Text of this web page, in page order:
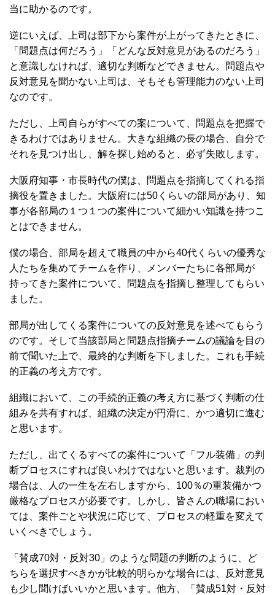
当に助かるのです。
逆にいえば、上司は部下から案件が上がってきたときに、
「問題点は何だろう」「どんな反対意見があるのだろう」
と意識しなければ、適切な判断などできません。問題点や
反対意見を聞かない上司は、そもそも管理能力のない上司
なのです。
ただし、上司自らがすべての案について、問題点を把握で
きるわけではありません。大きな組織の長の場合、自分で
それを見つけ出し、解を探し始めると、必ず失敗します。
大阪府知事・市長時代の僕は、問題点を指摘してくれる指
摘役を置きました。大阪府には50くらいの部局があり、知
事が各部局の１つ１つの案件について細かい知識を持つこ
とはできません。
僕の場合、部局を超えて職員の中から40代くらいの優秀な
人たちを集めてチームを作り、メンバーたちに各部局が
持ってきた案件について、問題点を指摘し整理してもらい
ました。
部局が出してくる案件についての反対意見を述べてもらう
のです。そして当該部局と問題点指摘チームの議論を目の
前で聞いた上で、最終的な判断を下しました。これも手続
的正義の考え方です。
組織において、この手続的正義の考え方に基づく判断の仕
組みを共有すれば、組織の決定が円滑に、かつ適切に進む
と思います。
ただし、出てくるすべての案件について「フル装備」の判
断プロセスにすれば良いわけではないと思います。裁判の
場合は、人の一生を左右しますから、100％の重装備かつ
厳格なプロセスが必要です。しかし、皆さんの職場におい
ては、案件ごとや状況に応じて、プロセスの軽重を変えて
いくべきでしょう。
「賛成70対・反対30」のような問題の判断のように、ど
ちらを選択すべきかが比較的明らかな場合には、反対意見
も少し聞けばいいかと思います。他方、「賛成51対・反対